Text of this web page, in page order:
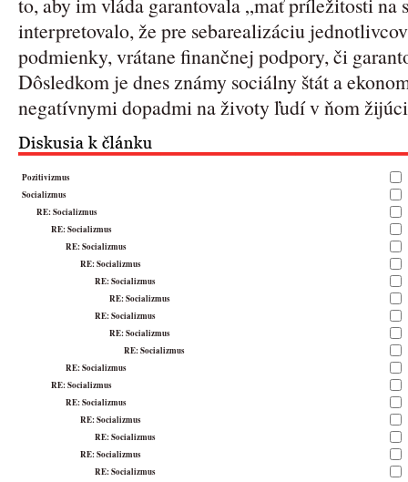
interpretovalo, že pre sebarealizáciu
podmienky, vrátane finančnej podpory, či
Dôsledkom je dnes známy sociálny štát a
negatívnymi dopadmi na životy ľudí v ňom
Pozitivizmus
Socializmus
RE: Socializmus
RE: Socializmus
RE: Socializmus
RE: Socializmus
RE: Socializmus
RE: Socializmus
RE: Socializmus
RE: Socializmus
RE: Socializmus
RE: Socializmus
RE: Socializmus
RE: Socializmus
RE: Socializmus
RE: Socializmus
RE: Socializmus
RE: Socializmus